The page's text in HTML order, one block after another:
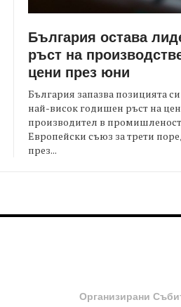
България остава
ръст на
цени през юни
България запазва позицията си
най-висок годишен ръст на
производител в
Европейски съюз за трети
през...
Организирани